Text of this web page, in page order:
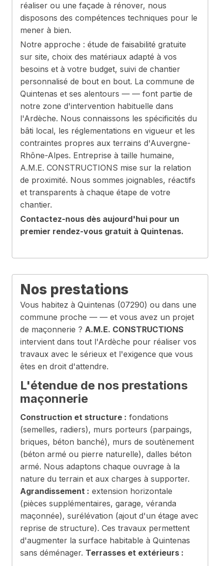
réaliser ou une façade à rénover, nous
disposons des compétences techniques pour le
mener à bien.
Notre approche : étude de faisabilité gratuite
sur site, choix des matériaux adapté à vos
besoins et à votre budget, suivi de chantier
personnalisé de bout en bout. La commune de
Quintenas et ses alentours — — font partie de
notre zone d'intervention habituelle dans
l'Ardèche. Nous connaissons les spécificités du
bâti local, les réglementations en vigueur et les
contraintes propres aux terrains d'Auvergne-
Rhône-Alpes. Entreprise à taille humaine,
A.M.E. CONSTRUCTIONS mise sur la relation
de proximité. Nous sommes joignables, réactifs
et transparents à chaque étape de votre
chantier.
Contactez-nous dès aujourd'hui pour un
premier rendez-vous gratuit à Quintenas.
Nos prestations
Vous habitez à Quintenas (07290) ou dans une
commune proche — — et vous avez un projet
de maçonnerie ? A.M.E. CONSTRUCTIONS
intervient dans tout l'Ardèche pour réaliser vos
travaux avec le sérieux et l'exigence que vous
êtes en droit d'attendre.
L'étendue de nos prestations
maçonnerie
Construction et structure : fondations
(semelles, radiers), murs porteurs (parpaings,
briques, béton banché), murs de soutènement
(béton armé ou pierre naturelle), dalles béton
armé. Nous adaptons chaque ouvrage à la
nature du terrain et aux charges à supporter.
Agrandissement : extension horizontale
(pièces supplémentaires, garage, véranda
maçonnée), surélévation (ajout d'un étage avec
reprise de structure). Ces travaux permettent
d'augmenter la surface habitable à Quintenas
sans déménager. Terrasses et extérieurs :